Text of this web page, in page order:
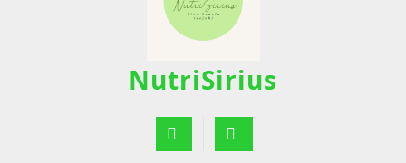
NutriSirius